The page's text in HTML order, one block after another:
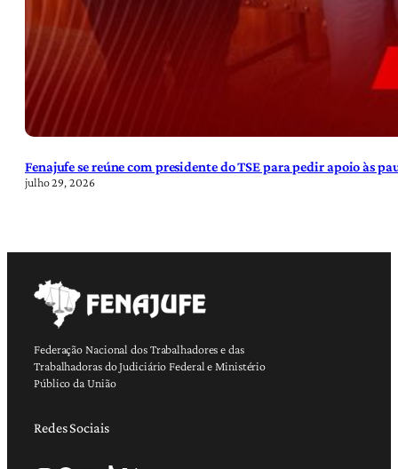
Fenajufe se reúne com presidente do TSE para pedir apoio às
julho 29, 2026
Federação Nacional dos Trabalhadores e das
Trabalhadoras do Judiciário Federal e Ministério
Público da União
Redes Sociais